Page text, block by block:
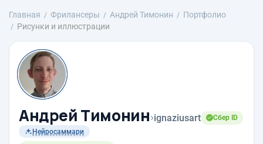
Главная Фрилансеры Андрей Тимонин
Портфолио
Рисунки и иллюстрации
Андрей Тимонин›ignaziusart
Сбер ID
Нейросаммари